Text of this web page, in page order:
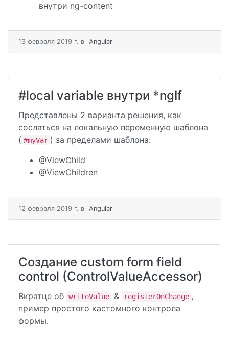
внутри ng-content
13 февраля 2019 г. в Angular
#local variable внутри *ngIf
Представлены 2 варианта решения, как
сослаться на локальную переменную шаблона
( #myVar ) за пределами шаблона:
@ViewChild
@ViewChildren
12 февраля 2019 г. в Angular
Создание custom form field
control (ControlValueAccessor)
Вкратце об writeValue & registerOnChange ,
пример простого кастомного контрола
формы.